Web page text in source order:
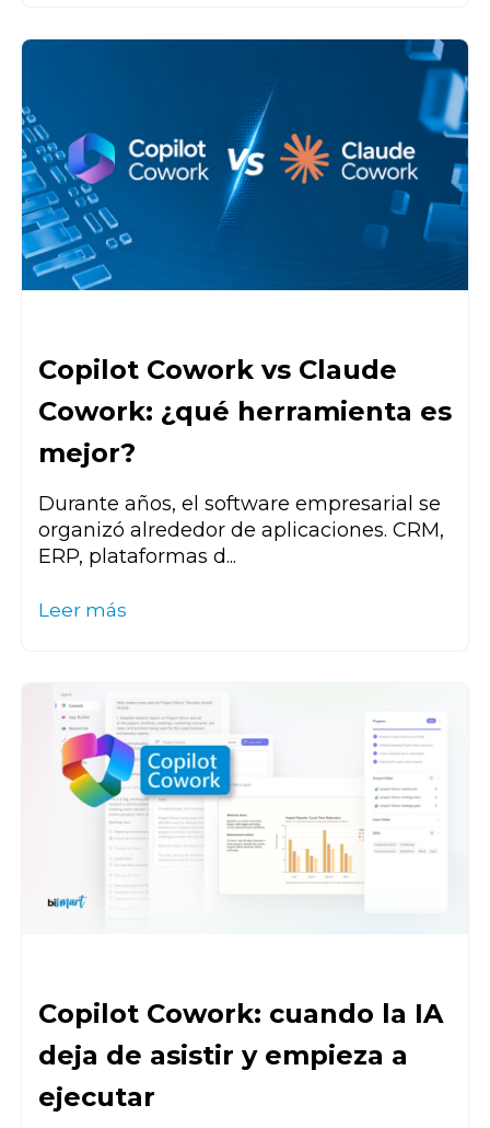
Copilot Cowork vs Claude
Cowork: ¿qué herramienta es
mejor?
Durante años, el software empresarial se
organizó alrededor de aplicaciones. CRM,
ERP, plataformas d...
Leer más
Copilot Cowork: cuando la IA
deja de asistir y empieza a
ejecutar